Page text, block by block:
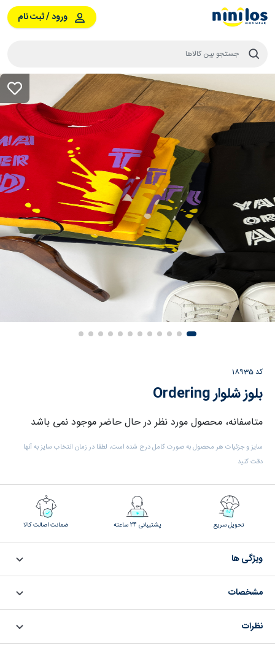
ورود / ثبت نام
کد 18935
بلوز شلوار Ordering
متاسفانه، محصول مورد نظر در حال حاضر موجود نمی باشد
سایز و جزئیات هر محصول به صورت کامل درج شده است، لطفا در زمان انتخاب سایز به آنها
دقت کنید
تحویل سریع پشتیبانی 24 ساعته ضمانت اصالت کالا
ویژگی ها
مشخصات
نظرات